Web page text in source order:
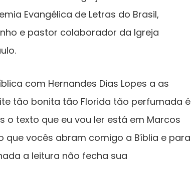
Evangélica de Letras do Brasil,
e pastor colaborador da Igreja
com Hernandes Dias Lopes a as
tão bonita tão Florida tão perfumada é
o texto que eu vou ler está em Marcos
que vocês abram comigo a Bíblia e para
a leitura não fecha sua